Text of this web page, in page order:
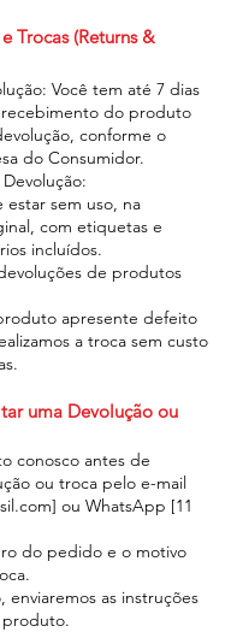
Trocas (Returns &
Você tem até 7 dias
do produto
conforme o
do Consumidor.
sem uso, na
com etiquetas e
incluídos.
de produtos
apresente defeito
a troca sem custo
uma Devolução ou
conosco antes de
ou troca pelo e-mail
] ou WhatsApp [11
do pedido e o motivo
enviaremos as instruções
produto.